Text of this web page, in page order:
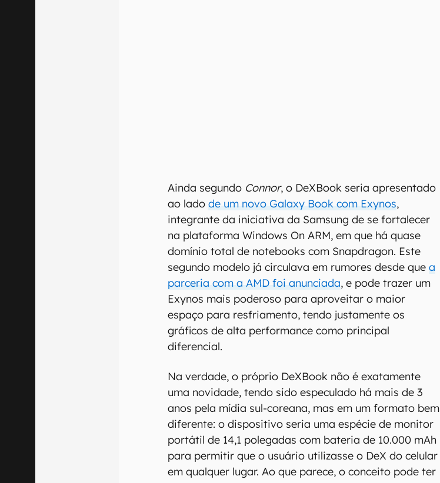
Ainda segundo Connor, o DeXBook seria apresentado
ao ladode um novo Galaxy Book com Exynos,
integrante da iniciativa da Samsung de se fortalecer
na plataforma Windows On ARM, em que há quase
domínio total de notebooks com Snapdragon. Este
segundo modelo já circulava em rumores desde quea
parceria com a AMD foi anunciada, e pode trazer um
Exynos mais poderoso para aproveitar o maior
espaço para resfriamento, tendo justamente os
gráficos de alta performance como principal
diferencial.
Na verdade, o próprio DeXBook não é exatamente
uma novidade, tendo sido especulado há mais de 3
anos pela mídia sul-coreana, mas em um formato bem
diferente: o dispositivo seria uma espécie de monitor
portátil de 14,1 polegadas com bateria de 10.000 mAh
para permitir que o usuário utilizasse o DeX do celular
em qualquer lugar. Ao que parece, o conceito pode ter